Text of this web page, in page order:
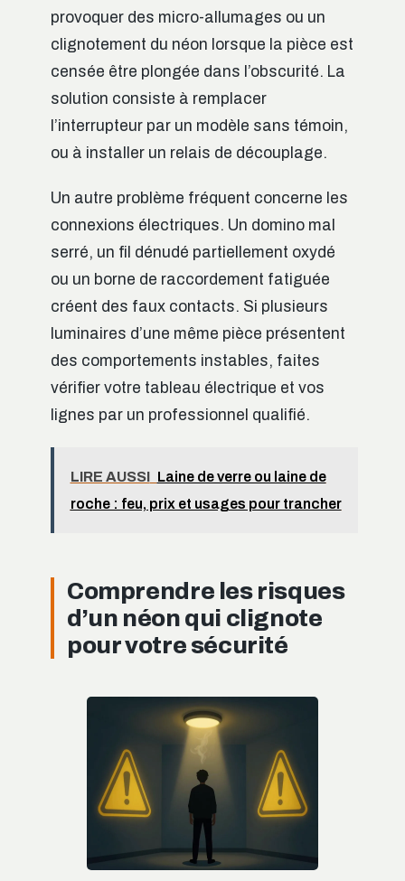
provoquer des micro-allumages ou un
clignotement du néon lorsque la pièce est
censée être plongée dans l’obscurité. La
solution consiste à remplacer
l’interrupteur par un modèle sans témoin,
ou à installer un relais de découplage.
Un autre problème fréquent concerne les
connexions électriques. Un domino mal
serré, un fil dénudé partiellement oxydé
ou un borne de raccordement fatiguée
créent des faux contacts. Si plusieurs
luminaires d’une même pièce présentent
des comportements instables, faites
vérifier votre tableau électrique et vos
lignes par un professionnel qualifié.
LIRE AUSSI Laine de verre ou laine de
roche : feu, prix et usages pour trancher
Comprendre les risques
d’un néon qui clignote
pour votre sécurité